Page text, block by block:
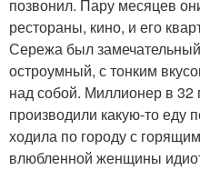
позвонил. Пару месяцев
рестораны, кино, и его
Сережа был
остроумный, с тонким
над собой. Миллионер в 32
производили какую-то еду
ходила по городу с
влюбленной женщины